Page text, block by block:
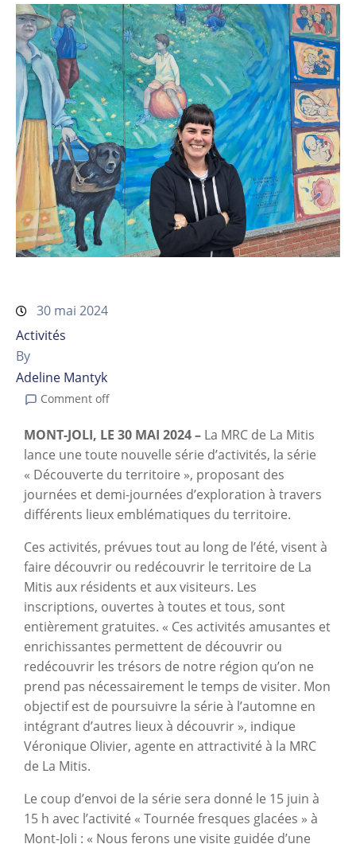
INTRANET
30 mai 2024
Activités
By
Adeline Mantyk
Comment off
MONT-JOLI, LE 30 MAI 2024 – La MRC de La Mitis
lance une toute nouvelle série d’activités, la série
« Découverte du territoire », proposant des
journées et demi-journées d’exploration à travers
différents lieux emblématiques du territoire.
Ces activités, prévues tout au long de l’été, visent à
faire découvrir ou redécouvrir le territoire de La
Mitis aux résidents et aux visiteurs. Les
inscriptions, ouvertes à toutes et tous, sont
entièrement gratuites. « Ces activités amusantes et
enrichissantes permettent de découvrir ou
redécouvrir les trésors de notre région qu’on ne
prend pas nécessairement le temps de visiter. Mon
objectif est de poursuivre la série à l’automne en
intégrant d’autres lieux à découvrir », indique
Véronique Olivier, agente en attractivité à la MRC
de La Mitis.
Le coup d’envoi de la série sera donné le 15 juin à
15 h avec l’activité « Tournée fresques glacées » à
Mont-Joli : « Nous ferons une visite guidée d’une